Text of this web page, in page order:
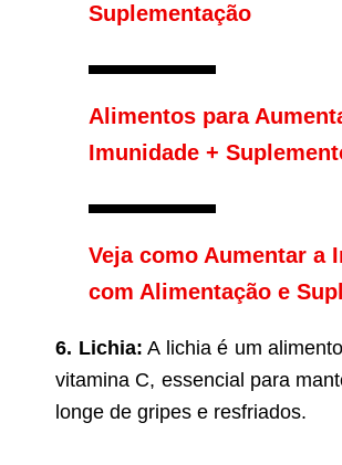
Suplementação
Alimentos para
Imunidade +
Veja como Aumentar a
com Alimentação e
6. Lichia: A lichia é um
vitamina C, essencial para
longe de gripes e resfriados.